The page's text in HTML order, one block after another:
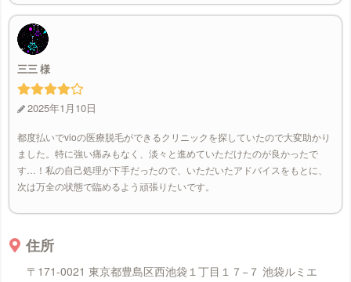
三三
2025年1月10日
都度払いでvioの医療脱毛ができるクリニックを探していたので大変助かり
ました。特に強い痛みもなく、淡々と進めていただけたのが良かったで
す…！私の自己処理が下手だったので、いただいたアドバイスをもとに、
次は万全の状態で臨めるよう頑張りたいです。
住所
〒171-0021 東京都豊島区西池袋１丁目１７−７ 池袋ルミエ